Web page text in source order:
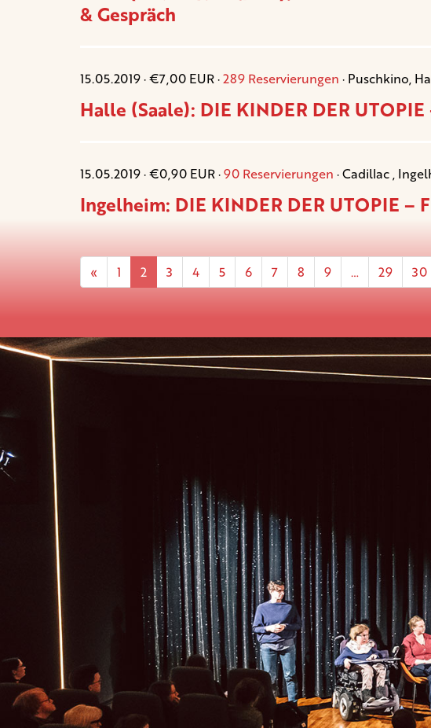
& Gespräch
15.05.2019 · €7,00 EUR ·289 Reservierungen · Puschkino,
Halle (Saale): DIE KINDER DER
15.05.2019 · €0,90 EUR ·90 Reservierungen · Cadillac ,
Ingelheim: DIE KINDER DER UTOPIE –
« 1 2 3 4 5 6 7 8 9 … 29 30